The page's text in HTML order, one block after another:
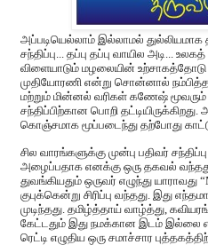
அப்படியெல்லாம் இல்லாமல் துல்லியமாக
சந்திப்பு... தப்பு தப்பு வாயில அடி...
விளையாடும் மழலையின் உற்சாகத்தோடு
முதியோரணி என்று சொன்னால்
மற்றும் மின்னல் வரிகள் கணேஷ்
சந்திப்பிற்கான பொறி
கொஞ்சமாக மூப்படைந்து தற்போது
சில வாரங்களுக்கு முன்பு பதிவர்
அழைப்பதாக எனக்கு ஒரு தகவல்
துவங்கியதும் ஒருவர் எழுந்து
குபுக்கென்று சிரிப்பு வந்தது. இது
முடிந்தது. தமிழ்த்தாய் வாழ்த்து,
கேட்டதும் இது நமக்கான இடம் இல்லை
ரெட்டி எழுதிய ஒரு சமாச்சார